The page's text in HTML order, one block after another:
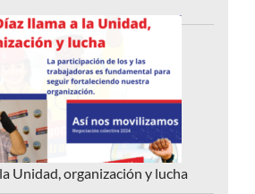
Unidad, organización y lucha